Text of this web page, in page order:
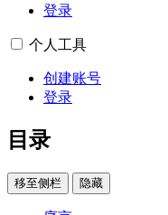
登录
个人工具
创建账号
登录
目录
移至侧栏 隐藏